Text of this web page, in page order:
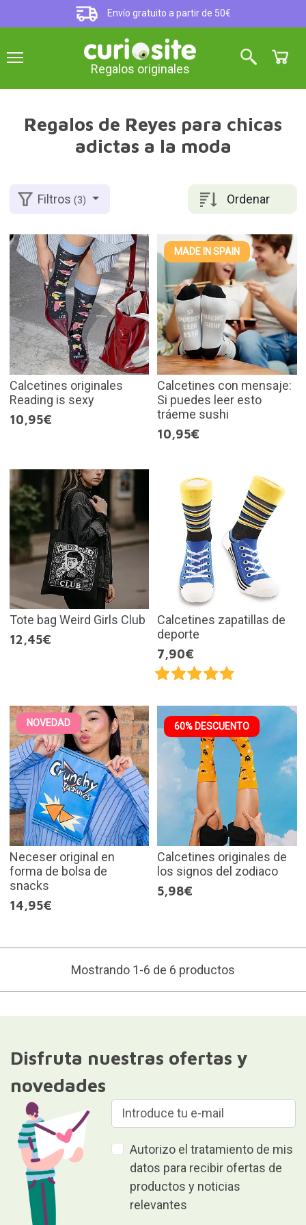
Envío gratuito a partir de 50€
Regalos originales
Regalos de Reyes para chicas
adictas a la moda
Ordenar
Filtros(3)
Calcetines originales
Reading is sexy
10,95€
MADE IN SPAIN
Calcetines con mensaje:
Si puedes leer esto
tráeme sushi
10,95€
Tote bag Weird Girls Club
12,45€
Calcetines zapatillas de
deporte
7,90€
NOVEDAD
Neceser original en
forma de bolsa de
snacks
14,95€
60% DESCUENTO
Calcetines originales de
los signos del zodiaco
5,98€
Mostrando 1-6 de 6 productos
Disfruta nuestras ofertas y
novedades
Autorizo el tratamiento de mis
datos para recibir ofertas de
productos y noticias
relevantes